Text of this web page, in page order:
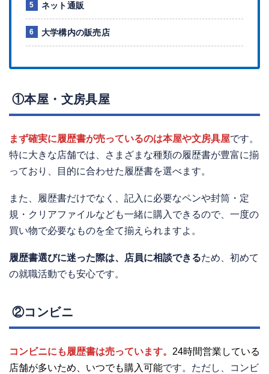
ネット通販
大学構内の販売店
①本屋・文房具屋
まず確実に履歴書が売っているのは本屋や文房具屋です。
特に大きな店舗では、さまざまな種類の履歴書が豊富に揃
っており、目的に合わせた履歴書を選べます。
また、履歴書だけでなく、記入に必要なペンや封筒・定
規・クリアファイルなども一緒に購入できるので、一度の
買い物で必要なものを全て揃えられますよ。
履歴書選びに迷った際は、店員に相談できるため、初めて
の就職活動でも安心です。
②コンビニ
コンビニにも履歴書は売っています。 24時間営業している
店舗が多いため、いつでも購入可能です。ただし、コンビ